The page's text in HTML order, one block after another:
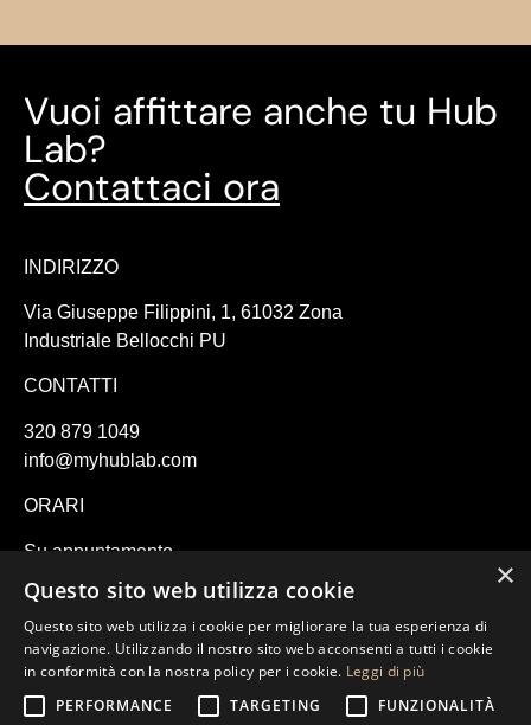
Vuoi affittare anche tu Hub
Lab?
Contattaci ora
INDIRIZZO
Via Giuseppe Filippini, 1, 61032 Zona
Industriale Bellocchi PU
CONTATTI
320 879 1049
info@myhublab.com
ORARI
Su appuntamento
Lunedì – Venerdì: 9:00 – 18:00
Sabato: 10:00 – 14:00
© Hub Lab 2024 di Nicola Lustrissimini | Privacy e cookie policy
| web design:Comunica Media Agency
×
Questo sito web utilizza cookie
Questo sito web utilizza i cookie per migliorare la tua esperienza di
navigazione. Utilizzando il nostro sito web acconsenti a tutti i cookie
in conformità con la nostra policy per i cookie. Leggi di più
PERFORMANCE
TARGETING FUNZIONALITÀ